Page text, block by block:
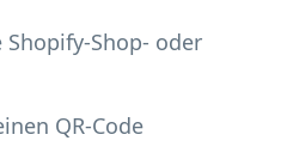
Shopify-Shop- oder
QR-Code